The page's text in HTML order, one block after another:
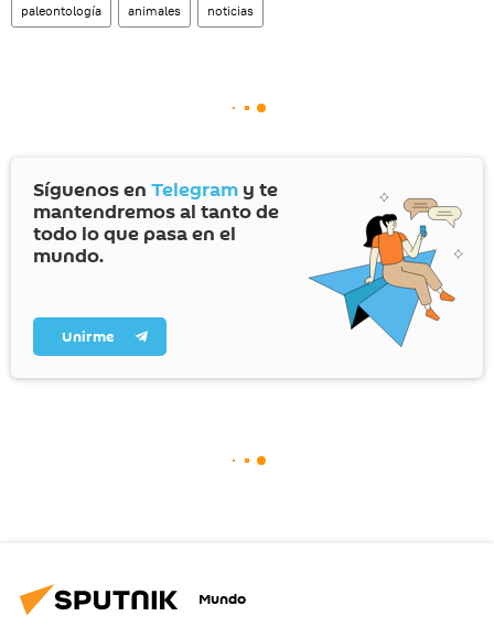
paleontología animales noticias
Síguenos en Telegram y te
mantendremos al tanto de
todo lo que pasa en el
mundo.
Unirme
Mundo